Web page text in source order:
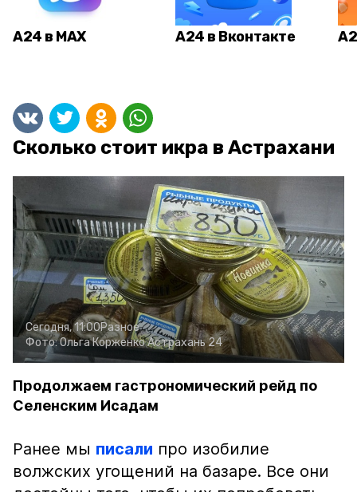
А24 в MAX А24 в Вконтакте
Сколько стоит икра в Астрахани
Сегодня, 11:00Разное
Фото:Ольга КорженкоАстрахань 24
Продолжаем гастрономический рейд по
Селенским Исадам
Ранее мы писали про изобилие
волжских угощений на базаре. Все они